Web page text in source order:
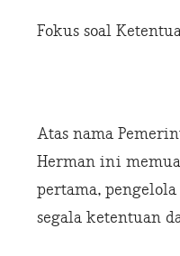
Fokus soal
Atas nama
Herman ini
pertama,
segala ketentuan